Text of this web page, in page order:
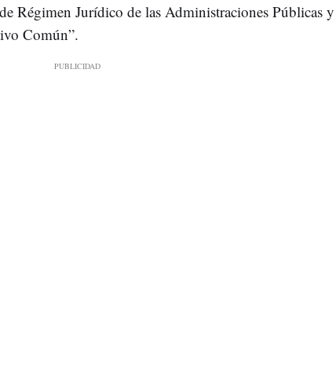
Régimen Jurídico de las Administraciones Públicas y
Común”.